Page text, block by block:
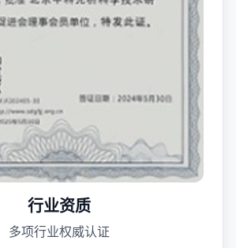
行业资质
多项行业权威认证